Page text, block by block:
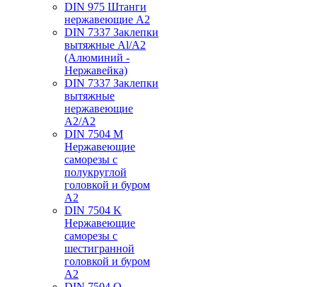
DIN 975 Штанги
нержавеющие А2
DIN 7337 Заклепки
вытяжные Al/A2
(Алюминий -
Нержавейка)
DIN 7337 Заклепки
вытяжные
нержавеющие
A2/A2
DIN 7504 M
Нержавеющие
саморезы с
полукруглой
головкой и буром
А2
DIN 7504 K
Нержавеющие
саморезы с
шестигранной
головкой и буром
А2